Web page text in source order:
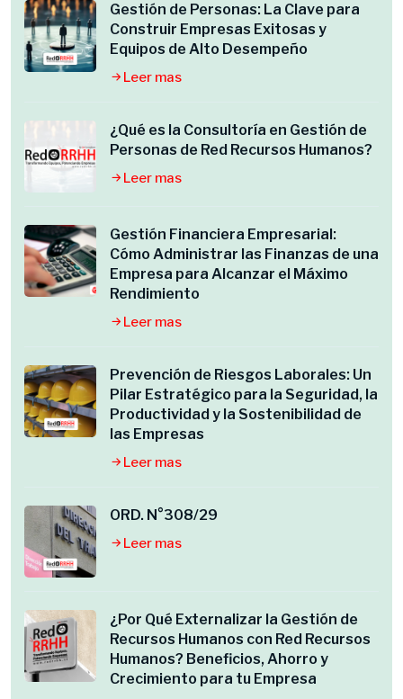
Gestión de Personas: La Clave para
Construir Empresas Exitosas y
Equipos de Alto Desempeño
Leer mas
¿Qué es la Consultoría en Gestión de
Personas de Red Recursos Humanos?
Leer mas
Gestión Financiera Empresarial:
Cómo Administrar las Finanzas de una
Empresa para Alcanzar el Máximo
Rendimiento
Leer mas
Prevención de Riesgos Laborales: Un
Pilar Estratégico para la Seguridad, la
Productividad y la Sostenibilidad de
las Empresas
Leer mas
ORD. N°308/29
Leer mas
¿Por Qué Externalizar la Gestión de
Recursos Humanos con Red Recursos
Humanos? Beneficios, Ahorro y
Crecimiento para tu Empresa